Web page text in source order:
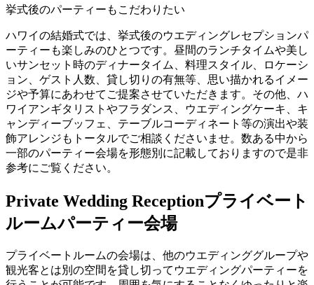
挙式後のパーティーもこだわりたい
ハワイの結婚式では、挙式後のウエディングレセプションパ
ーティーも楽しみのひとつです。昼間のランチタイムや美し
いサンセット時のディナータイム、料理スタイル、ロケーシ
ョン、ゲスト人数、貸し切りの有無等、思い描かれるイメー
ジや予算にあわせてご提案させていただきます。その他、ハ
ワイアンギタリストやフラダンス、ウエディングケーキ、キ
ャンディーブッフェ、テーブルコーディネート等の演出や装
飾アレンジもトータルでご相談くださいませ。数ある中から
一部のパーティー会場を形態別に記載しておりますので是非
参考にご覧ください。
Private Wedding Receptionプライベート
ルームパーティー会場
プライベートルームの会場は、他のウエディンググループや
観光客とは別の空間を貸し切ってウエディングパーティーを